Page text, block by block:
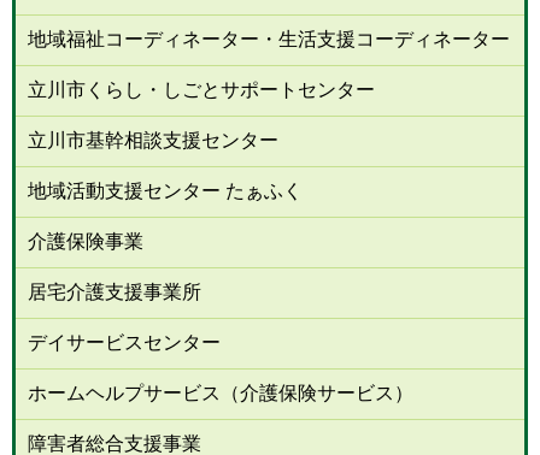
地域福祉コーディネーター・生活支援コーディネーター
立川市くらし・しごとサポートセンター
立川市基幹相談支援センター
地域活動支援センター たぁふく
介護保険事業
居宅介護支援事業所
デイサービスセンター
ホームヘルプサービス（介護保険サービス）
障害者総合支援事業